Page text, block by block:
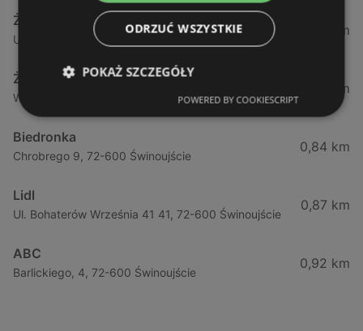
Żabka
Ul. Barlickiego 4d / 2, 72-602 Świnoujście
0,64 km
Żabka
Wybrzeze Władysława Iv 11, 72-600 Świnoujście
0,74 km
Biedronka
Chrobrego 9, 72-600 Świnoujście
0,84 km
Lidl
Ul. Bohaterów Września 41 41, 72-600 Świnoujście
0,87 km
ABC
Barlickiego, 4, 72-600 Świnoujście
0,92 km
ODRZUĆ WSZYSTKIE
POKAŻ SZCZEGÓŁY
POWERED BY COOKIESCRIPT